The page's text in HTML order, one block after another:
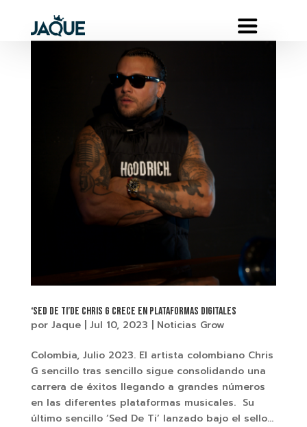
‘Sed De Ti’de Chris G crece en plataformas digitales
por Jaque| Jul 10, 2023 Noticias Grow
Colombia, Julio 2023. El artista colombiano Chris
G sencillo tras sencillo sigue consolidando una
carrera de éxitos llegando a grandes números
en las diferentes plataformas musicales. Su
último sencillo ‘Sed De Ti’ lanzado bajo el sello...